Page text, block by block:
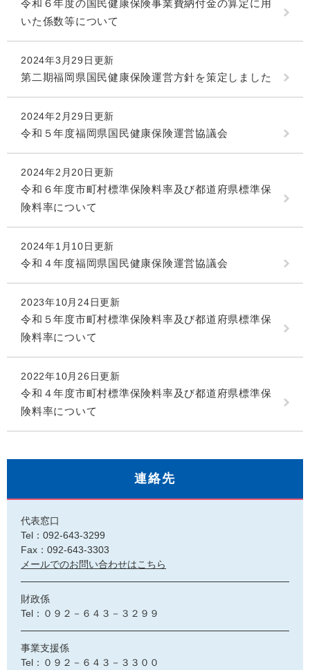
令和６年度の国民健康保険事業費納付金の算定に用
いた係数等について
2024年3月29日更新
第二期福岡県国民健康保険運営方針を策定しました
2024年2月29日更新
令和５年度福岡県国民健康保険運営協議会
2024年2月20日更新
令和６年度市町村標準保険料率及び都道府県標準保
険料率について
2024年1月10日更新
令和４年度福岡県国民健康保険運営協議会
2023年10月24日更新
令和５年度市町村標準保険料率及び都道府県標準保
険料率について
2022年10月26日更新
令和４年度市町村標準保険料率及び都道府県標準保
険料率について
連絡先
代表窓口
Tel：092-643-3299
Fax：092-643-3303
メールでのお問い合わせはこちら
財政係
Tel：０９２－６４３－３２９９
事業支援係
Tel：０９２－６４３－３３００